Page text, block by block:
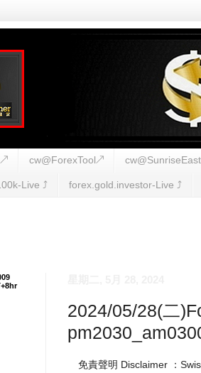
cw@ForexTool↗
Live ⤴︎ forex.gold.investor-Live ⤴︎
2024/05/28(二
免責聲明 Disclaimer ：